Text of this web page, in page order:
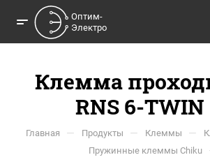
Оптим-
Электро
Клемма
RNS 6-TWIN
Главная — Продукты — Клеммы —
Пружинные клеммы Chiku